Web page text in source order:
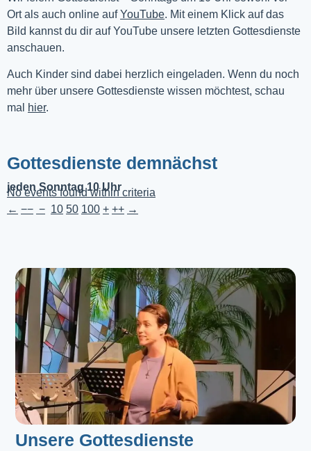
Ort als auch online auf YouTube. Mit einem Klick auf das
Bild kannst du dir auf YouTube unsere letzten Gottesdienste
anschauen.
Auch Kinder sind dabei herzlich eingeladen. Wenn du noch
mehr über unsere Gottesdienste wissen möchtest, schau
mal
hier.
Gottesdienste demnächst
jeden Sonntag 10 Uhr
No events found within criteria
← −− − 10 50 100 + ++ →
Unsere Gottesdienste